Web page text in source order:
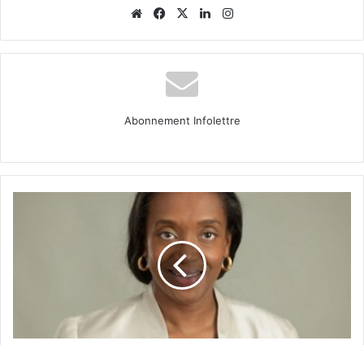
WebsiteFacebook
X Linkedin
Abonnement Infolettre
de